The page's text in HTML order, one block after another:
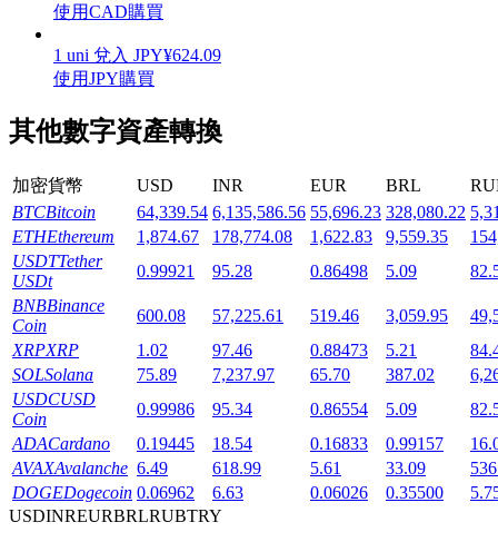
一鍵質押鎖定高收益
Launchpool
活期質押獲得熱門資產
鎖倉BTR
使用CAD購買
1 uni 兌入 JPY¥624.09
使用JPY購買
其他數字資產轉換
加密貨幣 USD INR EUR BRL
BTCBitcoin 64,339.54 6,135,586.56 55,696.23 328,080.22
ETHEthereum 1,874.67 178,774.08 1,622.83 9,559.35
USDTTether
USDt
0.99921 95.28 0.86498 5.09
BNBBinance
Coin
600.08 57,225.61 519.46 3,059.95
XRPXRP 1.02 97.46 0.88473 5.21
SOLSolana 75.89 7,237.97 65.70 387.02
USDCUSD
Coin
0.99986 95.34 0.86554 5.09
ADACardano 0.19445 18.54 0.16833 0.99157
AVAXAvalanche 6.49 618.99 5.61 33.09
DOGEDogecoin 0.06962 6.63 0.06026 0.35500
USDINREURBRLRUBTRY